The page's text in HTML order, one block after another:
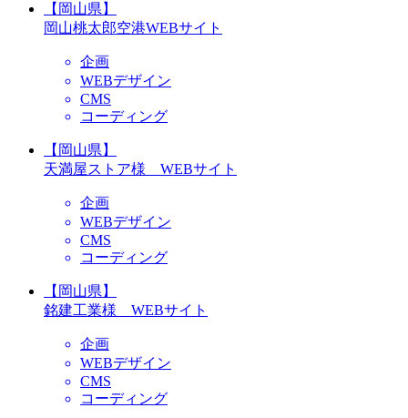
【岡山県】
岡山桃太郎空港WEBサイト
企画
WEBデザイン
CMS
コーディング
【岡山県】
天満屋ストア様 WEBサイト
企画
WEBデザイン
CMS
コーディング
【岡山県】
銘建工業様 WEBサイト
企画
WEBデザイン
CMS
コーディング